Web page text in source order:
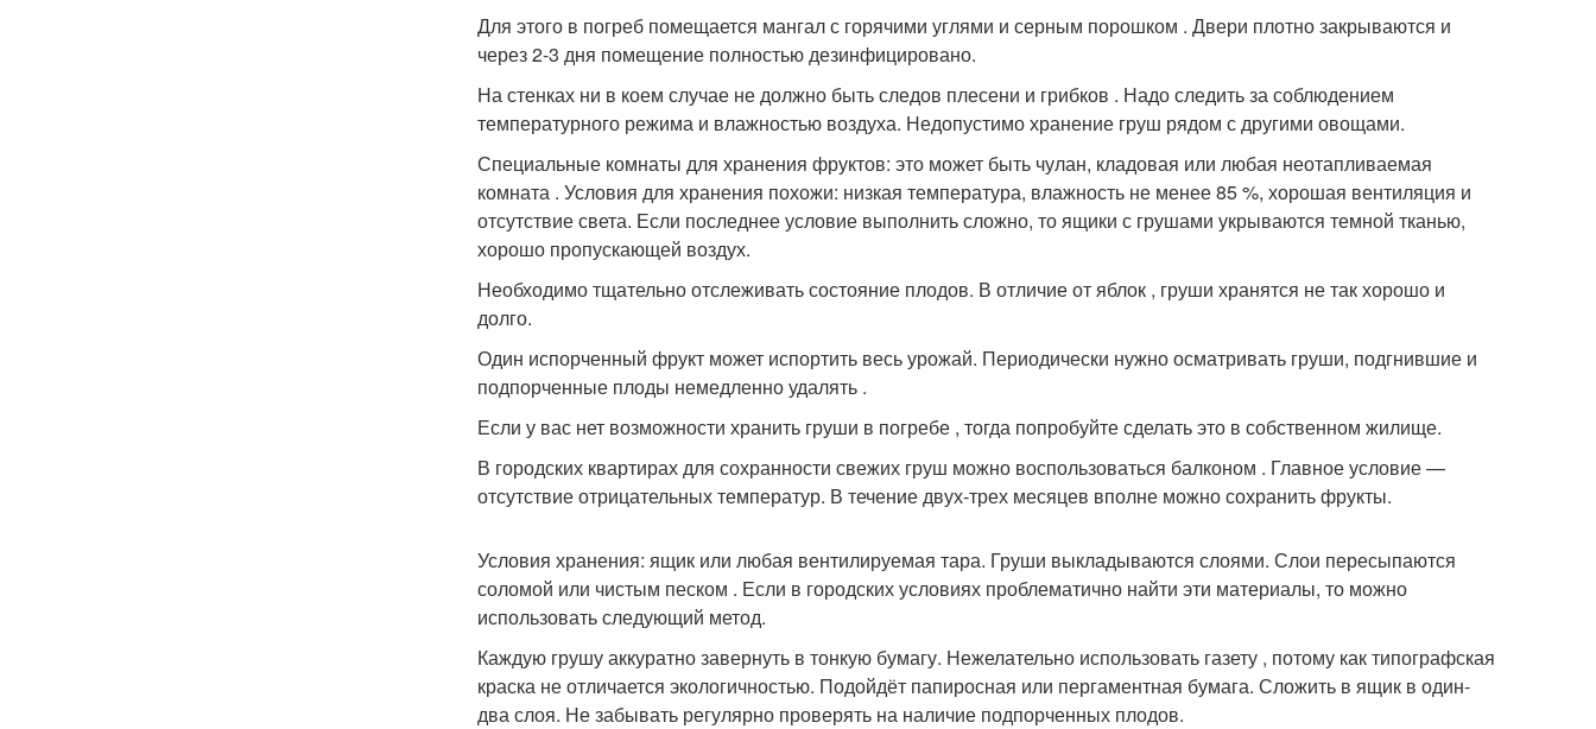
Для этого в погреб помещается мангал с горячими углями и серным порошком . Двери плотно закрываются и
через 2-3 дня помещение полностью дезинфицировано.
На стенках ни в коем случае не должно быть следов плесени и грибков . Надо следить за соблюдением
температурного режима и влажностью воздуха. Недопустимо хранение груш рядом с другими овощами.
Специальные комнаты для хранения фруктов: это может быть чулан, кладовая или любая неотапливаемая
комната . Условия для хранения похожи: низкая температура, влажность не менее 85 %, хорошая вентиляция и
отсутствие света. Если последнее условие выполнить сложно, то ящики с грушами укрываются темной тканью,
хорошо пропускающей воздух.
Необходимо тщательно отслеживать состояние плодов. В отличие от яблок , груши хранятся не так хорошо и
долго.
Один испорченный фрукт может испортить весь урожай. Периодически нужно осматривать груши, подгнившие и
подпорченные плоды немедленно удалять .
Если у вас нет возможности хранить груши в погребе , тогда попробуйте сделать это в собственном жилище.
В городских квартирах для сохранности свежих груш можно воспользоваться балконом . Главное условие —
отсутствие отрицательных температур. В течение двух-трех месяцев вполне можно сохранить фрукты.
Условия хранения: ящик или любая вентилируемая тара. Груши выкладываются слоями. Слои пересыпаются
соломой или чистым песком . Если в городских условиях проблематично найти эти материалы, то можно
использовать следующий метод.
Каждую грушу аккуратно завернуть в тонкую бумагу. Нежелательно использовать газету , потому как типографская
краска не отличается экологичностью. Подойдёт папиросная или пергаментная бумага. Сложить в ящик в один-
два слоя. Не забывать регулярно проверять на наличие подпорченных плодов.